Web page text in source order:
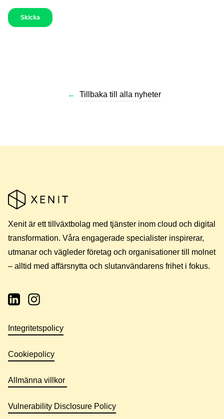
← Tillbaka till alla nyheter
Xenit är ett tillväxtbolag med tjänster inom cloud och digital
transformation. Våra engagerade specialister inspirerar,
utmanar och vägleder företag och organisationer till molnet
– alltid med affärsnytta och slutanvändarens frihet i fokus.
Integritetspolicy
Cookiepolicy
Allmänna villkor
Vulnerability Disclosure Policy